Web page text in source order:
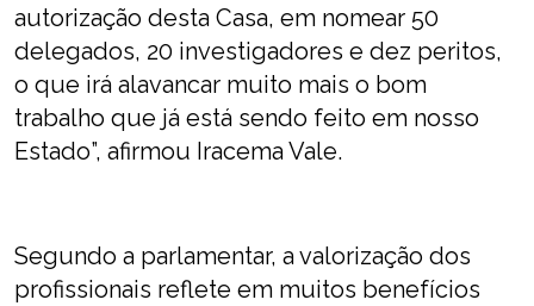
autorização desta Casa, em nomear 50
delegados, 20 investigadores e dez peritos,
o que irá alavancar muito mais o bom
trabalho que já está sendo feito em nosso
Estado”, afirmou Iracema Vale.
Segundo a parlamentar, a valorização dos
profissionais reflete em muitos benefícios